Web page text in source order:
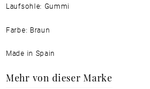
Laufsohle: Gummi
Farbe: Braun
Made in Spain
Mehr von dieser Marke